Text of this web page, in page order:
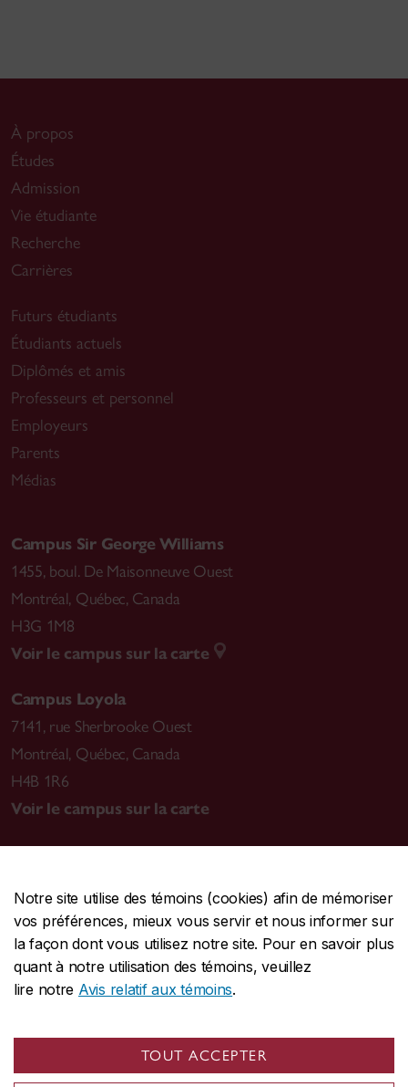
Notre site utilise des témoins (cookies) afin de mémoriser
vos préférences, mieux vous servir et nous informer sur
la façon dont vous utilisez notre site. Pour en savoir plus
quant à notre utilisation des témoins, veuillez
lire notre Avis relatif aux témoins.
TOUT ACCEPTER
À propos
Études
Admission
Vie étudiante
Recherche
Carrières
Futurs étudiants
Étudiants actuels
Diplômés et amis
Professeurs et personnel
Employeurs
Parents
Médias
Campus Sir George Williams
1455, boul. De Maisonneuve Ouest
Montréal, Québec, Canada
H3G 1M8
Voir le campus sur la carte
Campus Loyola
7141, rue Sherbrooke Ouest
Montréal, Québec, Canada
H4B 1R6
Voir le campus sur la carte
CENTRALE514-848-2424
URGENCE514-848-3717
Protection et prévention | Accessibilité | Confidentialité
Conditions d'utilisation | Gérer les témoins
© Université Concordia. Montréal, QC, Canada